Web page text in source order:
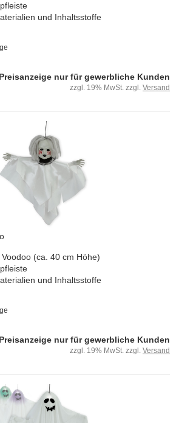
und In­halts­stof­fe
Preisanzeige nur für gewerbliche Kunden
zzgl. 19% MwSt. zzgl. Versand
(ca. 40 cm Höhe)
und In­halts­stof­fe
Preisanzeige nur für gewerbliche Kunden
zzgl. 19% MwSt. zzgl. Versand